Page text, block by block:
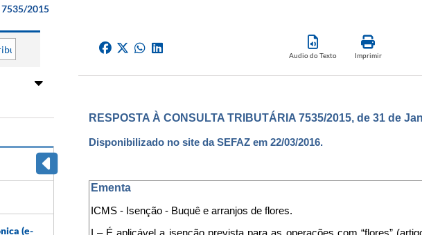
7535/2015
(e-
Audio do Texto Imprimir
RESPOSTA À CONSULTA TRIBUTÁRIA 7535/2015, de 31 de
Disponibilizado no site da SEFAZ em 22/03/2016.
Ementa
ICMS - Isenção - Buquê e arranjos de flores.